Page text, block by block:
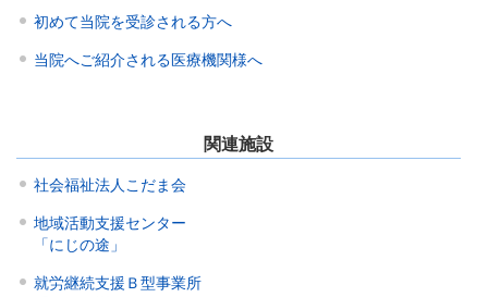
初めて当院を受診される方へ
当院へご紹介される医療機関様へ
関連施設
社会福祉法人こだま会
地域活動支援センター
「にじの途」
就労継続支援Ｂ型事業所